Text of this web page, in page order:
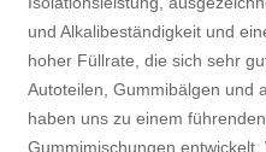
und Alkalibeständigkeit und
hoher Füllrate, die sich sehr
Autoteilen, Gummibälgen und
haben uns zu einem
Gummimischungen